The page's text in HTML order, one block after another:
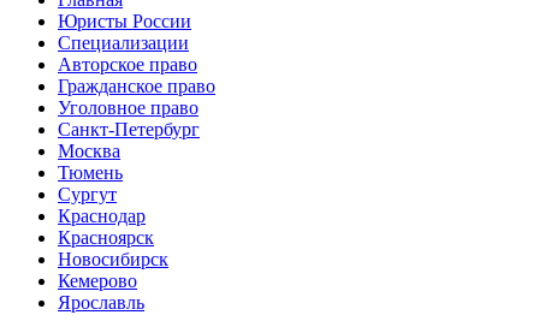
Юристы России
Специализации
Авторское право
Гражданское право
Уголовное право
Санкт-Петербург
Москва
Тюмень
Сургут
Краснодар
Красноярск
Новосибирск
Кемерово
Ярославль